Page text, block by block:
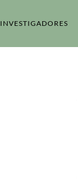
INVESTIGADORES